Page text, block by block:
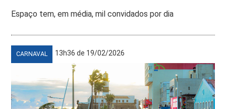
Espaço tem, em média, mil convidados por dia
CARNAVAL 13h36 de 19/02/2026